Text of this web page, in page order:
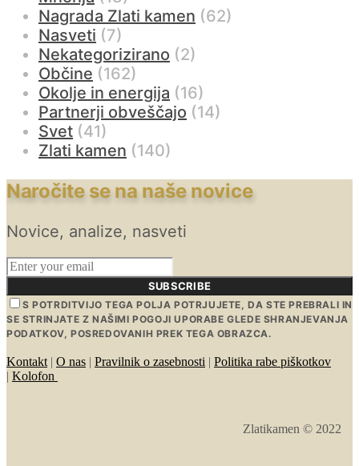
Nagrada Zlati kamen (62)
Nasveti (7)
Nekategorizirano (2)
Občine (162)
Okolje in energija (16)
Partnerji obveščajo (14)
Svet (41)
Zlati kamen (140)
Naročite se na naše novice
Novice, analize, nasveti
SUBSCRIBE
S POTRDITVIJO TEGA POLJA POTRJUJETE, DA STE PREBRALI IN
SE STRINJATE Z NAŠIMI POGOJI UPORABE GLEDE SHRANJEVANJA
PODATKOV, POSREDOVANIH PREK TEGA OBRAZCA.
Kontakt | O nas | Pravilnik o zasebnosti | Politika rabe piškotkov
| Kolofon
Zlatikamen © 2022